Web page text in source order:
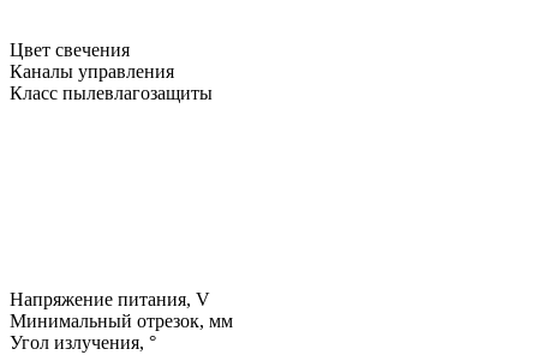
Цвет свечения
Каналы управления
Класс пылевлагозащиты
Напряжение питания, V
Минимальный отрезок, мм
Угол излучения, °